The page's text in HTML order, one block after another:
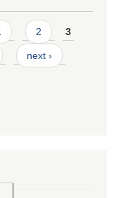
2 3
next ›